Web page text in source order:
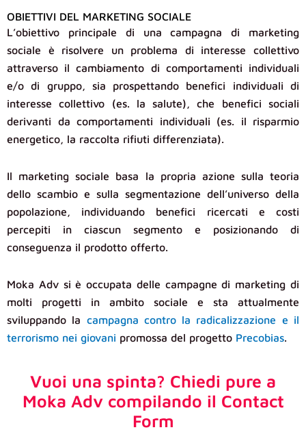
OBIETTIVI DEL MARKETING SOCIALE
L’obiettivo principale di una campagna di marketing
sociale è risolvere un problema di interesse collettivo
attraverso il cambiamento di comportamenti individuali
e/o di gruppo, sia prospettando benefici individuali di
interesse collettivo (es. la salute), che benefici sociali
derivanti da comportamenti individuali (es. il risparmio
energetico, la raccolta rifiuti differenziata).
Il marketing sociale basa la propria azione sulla teoria
dello scambio e sulla segmentazione dell’universo della
popolazione, individuando benefici ricercati e costi
percepiti in ciascun segmento e posizionando di
conseguenza il prodotto offerto.
Moka Adv si è occupata delle campagne di marketing di
molti progetti in ambito sociale e sta attualmente
sviluppando la campagna contro la radicalizzazione e il
terrorismo nei giovani promossa del progetto Precobias.
Vuoi una spinta? Chiedi pure a
Moka Adv compilando il Contact
Form